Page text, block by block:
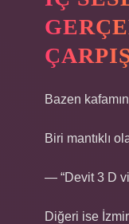
Bazen
Biri mantıklı
— “Devit 3 D
Diğeri ise